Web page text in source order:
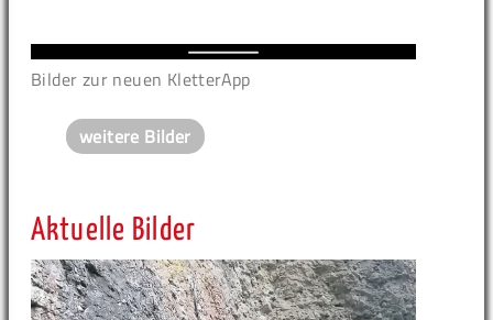
Bilder zur neuen KletterApp
weitere Bilder
Aktuelle Bilder